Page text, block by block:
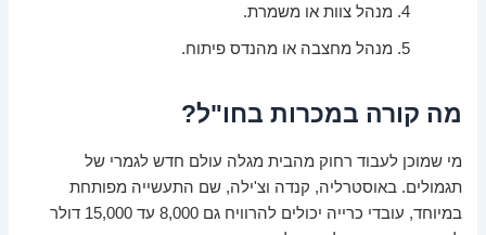
מנהל צוות או משמרת.
מנהל מחצבה או מהנדס פיתוח.
מה קורה במכרות בחו"ל?
מי שמוכן לעבוד רחוק מהבית מגלה עולם חדש לגמרי של
תגמולים. באוסטרליה, קנדה וצ'ילה, שם התעשייה מפותחת
במיוחד, עובדי כרייה יכולים להרוויח גם 8,000 עד 15,000 דולר